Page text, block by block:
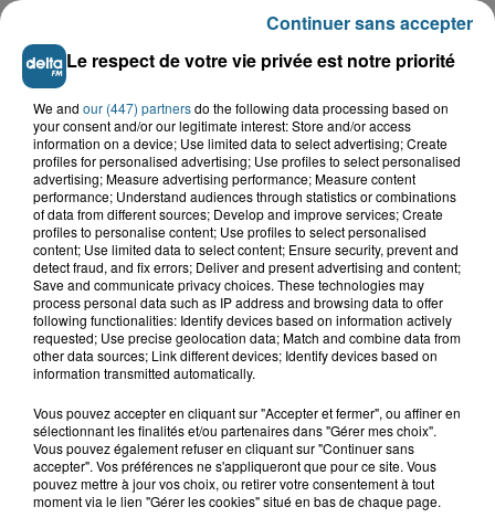
LE TOP DE L'ACTU
Dunkerque : trois femmes mortes au large de
la digue du Braek
Saint-Omer : un enfant gravement
brûlé après l'explosion d'un jouet...
Hazebrouck : victime d'un accident,
Le respect de votre vie privée est notre priorité
We and our (447) partnersdo the following data processing based on
your consent and/or our legitimate interest: Store and/or access
information on a device; Use limited data to select advertising; Create
profiles for personalised advertising; Use profiles to select personalised
advertising; Measure advertising performance; Measure content
performance; Understand audiences through statistics or combinations
of data from different sources; Develop and improve services; Create
profiles to personalise content; Use profiles to select personalised
content; Use limited data to select content; Ensure security, prevent and
detect fraud, and fix errors; Deliver and present advertising and content;
Save and communicate privacy choices. These technologies may
process personal data such as IP address and browsing data to offer
following functionalities: Identify devices based on information actively
requested; Use precise geolocation data; Match and combine data from
other data sources; Link different devices; Identify devices based on
information transmitted automatically.
Vous pouvez accepter en cliquant sur "Accepter et fermer", ou affiner en
sélectionnant les finalités et/ou partenaires dans "Gérer mes choix".
Vous pouvez également refuser en cliquant sur "Continuer sans
accepter". Vos préférences ne s'appliqueront que pour ce site. Vous
pouvez mettre à jour vos choix, ou retirer votre consentement à tout
moment via le lien "Gérer les cookies" situé en bas de chaque page.
Continuer sans accepter